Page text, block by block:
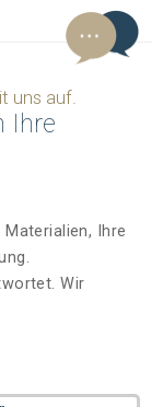
uns auf.
Ihre
Ihre
Wir